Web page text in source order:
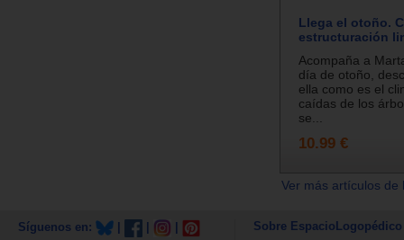
Llega el otoño.
estructuración
Acompaña a
día de otoño,
ella como es el
caídas de los
se...
10.99 €
Ver más artículos
Síguenos en: Sobre EspacioLogopédico